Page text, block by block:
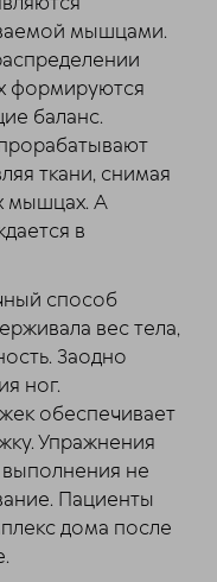
мышцами.
формируются
баланс.
ткани, снимая
мышцах. А
в
способ
вес тела,
Заодно
ног.
обеспечивает
Упражнения
не
Пациенты
дома после